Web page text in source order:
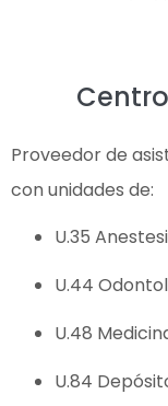
Proveedor de
con unidades de:
U.35
U.44
U.48
U.84